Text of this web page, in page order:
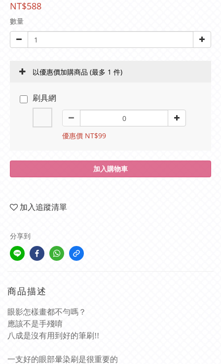
NT$588
數量
以優惠價加購商品 (最多 1 件)
刷具網
優惠價 NT$99
加入購物車
加入追蹤清單
分享到
商品描述
眼影怎樣畫都不勻嗎？
應該不是手殘唷
八成是沒有用到好的筆刷!!
一支好的眼部暈染刷是很重要的